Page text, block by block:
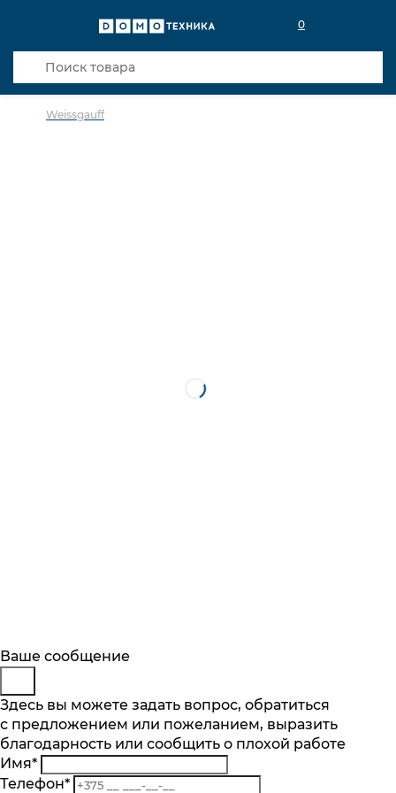
0
Weissgauff
Описание
Отзывы
Основные характеристики
Максимальная вместимость, компл
14
Кол-во программ, шт
Будьте в курсе
Подпишитесь на последние обновления
и узнавайте о новинках и специальных
предложениях первыми
Подписаться
Заказ обратного звонка
Представьтесь
Телефон*
Комментарий
Ваше сообщение
Здесь вы можете задать вопрос, обратиться
с предложением или пожеланием, выразить
благодарность или сообщить о плохой работе
Имя*
Телефон*